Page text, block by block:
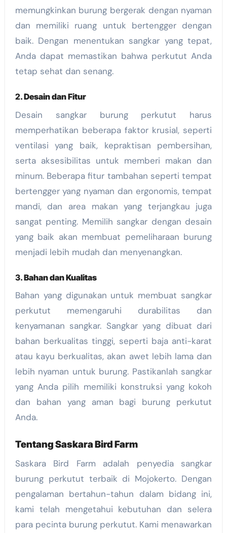
memungkinkan burung bergerak dengan nyaman
dan memiliki ruang untuk bertengger dengan
baik. Dengan menentukan sangkar yang tepat,
Anda dapat memastikan bahwa perkutut Anda
tetap sehat dan senang.
2.Desain dan Fitur
Desain sangkar burung perkutut harus
memperhatikan beberapa faktor krusial, seperti
ventilasi yang baik, kepraktisan pembersihan,
serta aksesibilitas untuk memberi makan dan
minum. Beberapa fitur tambahan seperti tempat
bertengger yang nyaman dan ergonomis, tempat
mandi, dan area makan yang terjangkau juga
sangat penting. Memilih sangkar dengan desain
yang baik akan membuat pemeliharaan burung
menjadi lebih mudah dan menyenangkan.
3.Bahan dan Kualitas
Bahan yang digunakan untuk membuat sangkar
perkutut memengaruhi durabilitas dan
kenyamanan sangkar. Sangkar yang dibuat dari
bahan berkualitas tinggi, seperti baja anti-karat
atau kayu berkualitas, akan awet lebih lama dan
lebih nyaman untuk burung. Pastikanlah sangkar
yang Anda pilih memiliki konstruksi yang kokoh
dan bahan yang aman bagi burung perkutut
Anda.
Tentang Saskara Bird Farm
Saskara Bird Farm adalah penyedia sangkar
burung perkutut terbaik di Mojokerto. Dengan
pengalaman bertahun-tahun dalam bidang ini,
kami telah mengetahui kebutuhan dan selera
para pecinta burung perkutut. Kami menawarkan